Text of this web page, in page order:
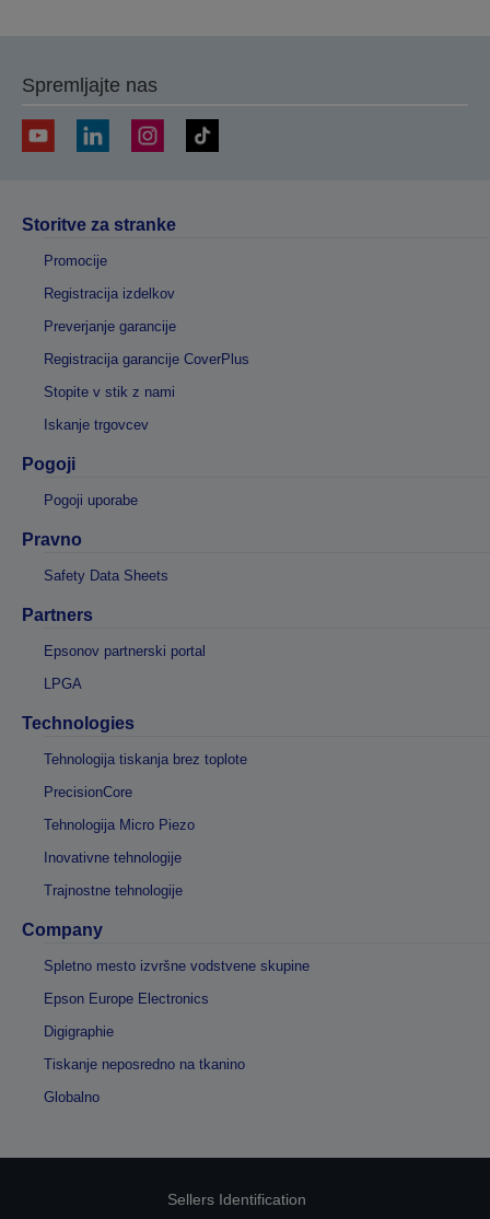
Spremljajte nas
Storitve za stranke
Promocije
Registracija izdelkov
Preverjanje garancije
Registracija garancije CoverPlus
Stopite v stik z nami
Iskanje trgovcev
Pogoji
Pogoji uporabe
Pravno
Safety Data Sheets
Partners
Epsonov partnerski portal
LPGA
Technologies
Tehnologija tiskanja brez toplote
PrecisionCore
Tehnologija Micro Piezo
Inovativne tehnologije
Trajnostne tehnologije
Company
Spletno mesto izvršne vodstvene skupine
Epson Europe Electronics
Digigraphie
Tiskanje neposredno na tkanino
Globalno
Sellers Identification